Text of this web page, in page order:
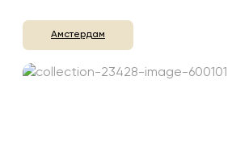
Амстердам